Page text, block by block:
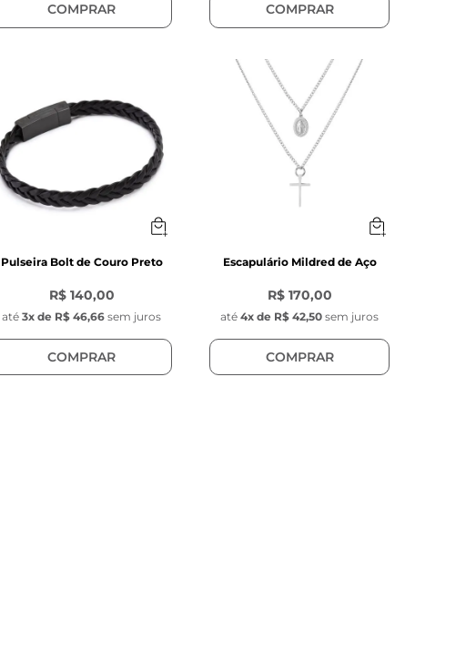
COMPRAR COMPRAR
Pulseira Bolt de Couro Preto
R$ 140,00
até 3x de R$ 46,66 sem juros
COMPRAR
Escapulário Mildred de Aço
R$ 170,00
até 4x de R$ 42,50 sem juros
COMPRAR